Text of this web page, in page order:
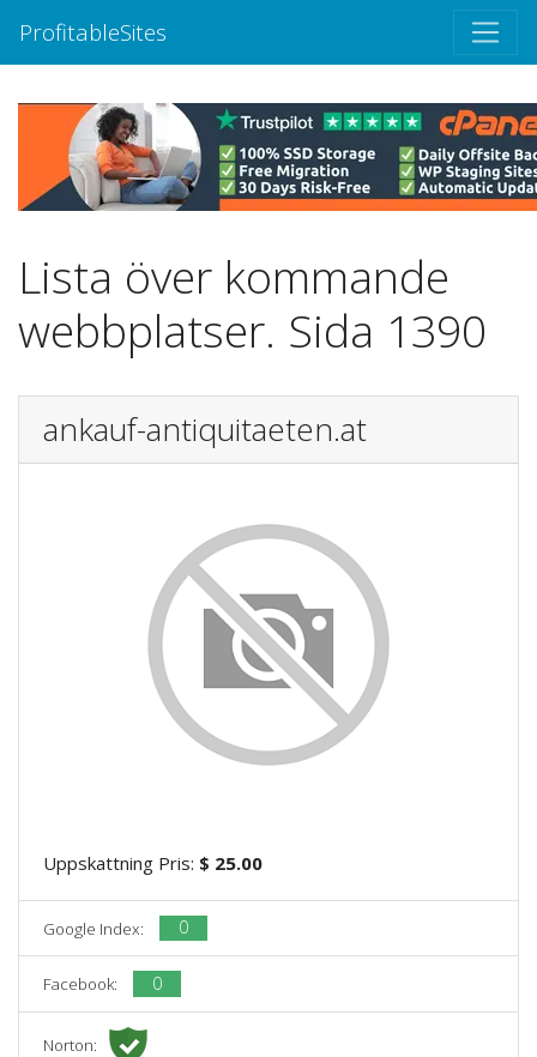
ProfitableSites
Lista över kommande
webbplatser. Sida 1390
ankauf-antiquitaeten.at
Uppskattning Pris: $ 25.00
Google Index: 0
Facebook: 0
Norton: